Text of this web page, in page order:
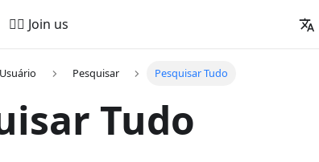
🚵‍♂️ Join us
Pesquisar Pesquisar Tudo
Tudo